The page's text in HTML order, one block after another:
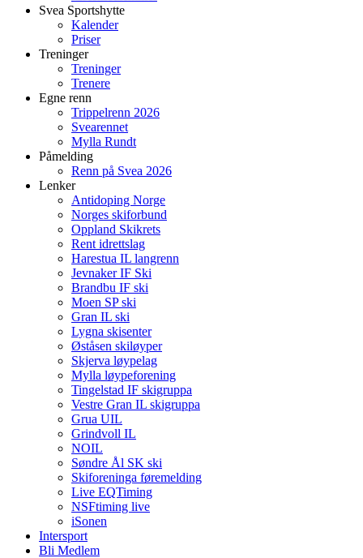
Svea Sportshytte
Kalender
Priser
Treninger
Treninger
Trenere
Egne renn
Trippelrenn 2026
Svearennet
Mylla Rundt
Påmelding
Renn på Svea 2026
Lenker
Antidoping Norge
Norges skiforbund
Oppland Skikrets
Rent idrettslag
Harestua IL langrenn
Jevnaker IF Ski
Brandbu IF ski
Moen SP ski
Gran IL ski
Lygna skisenter
Øståsen skiløyper
Skjerva løypelag
Mylla løypeforening
Tingelstad IF skigruppa
Vestre Gran IL skigruppa
Grua UIL
Grindvoll IL
NOIL
Søndre Ål SK ski
Skiforeninga føremelding
Live EQTiming
NSFtiming live
iSonen
Intersport
Bli Medlem